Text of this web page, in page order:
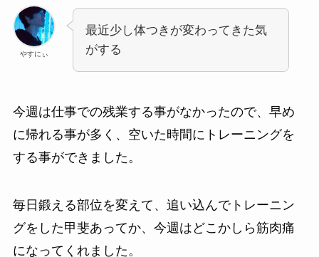
やすにぃ
最近少し体つきが変わってきた気
がする
今週は仕事での残業する事がなかったので、早め
に帰れる事が多く、空いた時間にトレーニングを
する事ができました。
毎日鍛える部位を変えて、追い込んでトレーニン
グをした甲斐あってか、今週はどこかしら筋肉痛
になってくれました。